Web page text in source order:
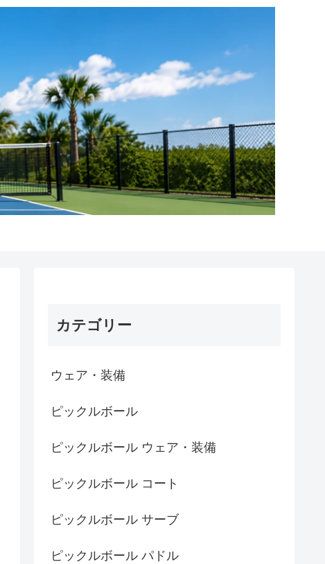
カテゴリー
ウェア・装備
ピックルボール
ピックルボール ウェア・装備
ピックルボール コート
ピックルボール サーブ
ピックルボール パドル